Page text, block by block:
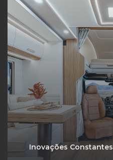
Inovações Constantes